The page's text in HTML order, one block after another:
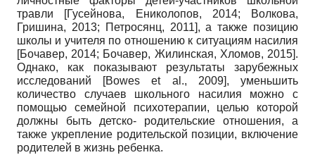
травли [Гусейнова, Ениколопов, 2014; Волкова,
Гришина, 2013; Петро­сянц, 2011], а также позицию
школы и учителя по отношению к ситуациям насилия
[Бочавер, 2014; Бочавер, Жилинская, Хломов, 2015].
Однако, как показывают результаты зарубежных
исследований
[Bowes et al., 2009], уменьшить
количество случаев школьного насилия можно с
помощью семейной психотерапии, целью которой
должны быть детско- родительские отношения, а
также укрепление родительской позиции, включение
родителей в жизнь ребенка.